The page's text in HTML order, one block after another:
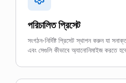
পরিচালিত প্রিসেট
সংগঠন-নির্দিষ্ট প্রিসেট স্থাপন করুন যা
এবং সেগুলি কীভাবে অ্যানোনিমাইজ করতে